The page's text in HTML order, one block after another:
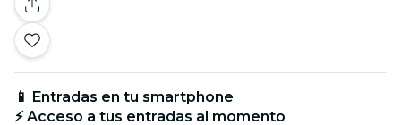
📱 Entradas en tu smartphone
⚡ Acceso a tus entradas al momento